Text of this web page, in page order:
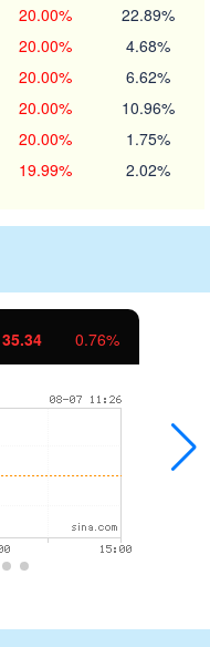
20.00% 22.89%
20.00% 4.68%
20.00% 6.62%
20.00% 10.96%
20.00% 1.75%
19.99% 2.02%
5.56 0.49%